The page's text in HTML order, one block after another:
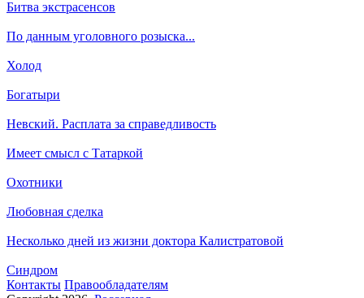
Битва экстрасенсов
По данным уголовного розыска...
Холод
Богатыри
Невский. Расплата за справедливость
Имеет смысл с Татаркой
Охотники
Любовная сделка
Несколько дней из жизни доктора Калистратовой
Синдром
Кон­так­ты Пра­во­об­ла­да­те­лям